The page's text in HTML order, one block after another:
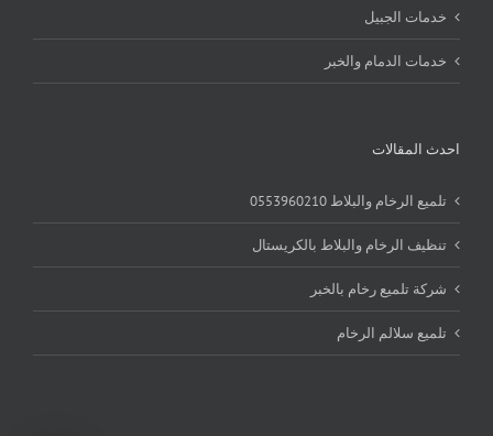
خدمات الجبيل
خدمات الدمام والخبر
احدث المقالات
تلميع الرخام والبلاط 0553960210
تنظيف الرخام والبلاط بالكريستال
شركة تلميع رخام بالخبر
تلميع سلالم الرخام